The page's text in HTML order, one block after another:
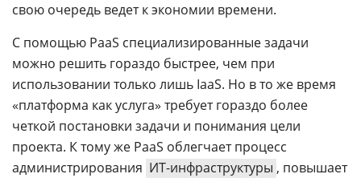
свою очередь ведет к экономии времени.
С помощью PaaS специализированные задачи
можно решить гораздо быстрее, чем при
использовании только лишь IaaS. Но в то же время
«платформа как услуга» требует гораздо более
четкой постановки задачи и понимания цели
проекта. К тому же PaaS облегчает процесс
администрирования ИТ-инфраструктуры , повышает